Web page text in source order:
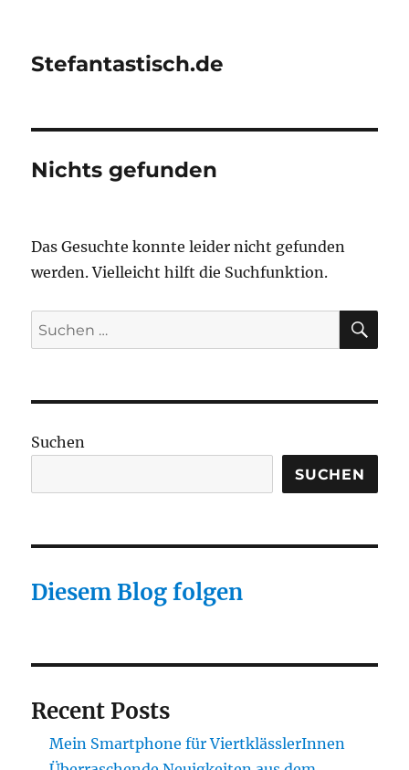
Stefantastisch.de
Nichts gefunden
Das Gesuchte konnte leider nicht gefunden
werden. Vielleicht hilft die Suchfunktion.
Suchen
nach:
Suchen
SUCHEN
Diesem Blog folgen
Recent Posts
Mein Smartphone für ViertklässlerInnen